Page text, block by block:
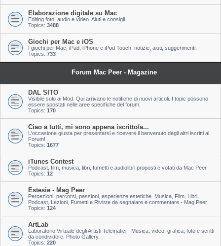
Elaborazione digitale su Mac
Editing foto, audio e video. Aiuti e consigli.
Topics: 3488
Giochi per Mac e iOS
I giochi per Mac, iPad, iPhone e iPod Touch: notizie, aiuti, suggerimenti.
Topics: 733
Forum Mac Peer - Magazine
DAL SITO
Visibile solo ai Mod. Qui arrivano le notifiche di nuovi articoli. I topic possono
essere spostati nelle aree specifiche del forum.
Topics: 170
Ciao a tutti, mi sono appena iscritto/a...
L'occasione giusta per presentarsi e ricevere il benvenuto degli altri iscritti al
Forum!
Topics: 1677
iTunes Contest
Podcast, film, musica, libri, fumetti e audiolibri proposti e votati da Mac Peer
Topics: 12
Estesie - Mag Peer
Percezioni, percorsi, passioni, esperienze estetiche. Musica, Film, Libri,
Podcast, Lezioni, Fumetti e Riviste da segnalare e commentare - Mag Peer
Topics: 124
ArtLab
Laboratorio Virtuale degli Artisti Telematici - Musica, video, grafica, foto e scritti
da condividere. Photo Gallery.
Topics: 220